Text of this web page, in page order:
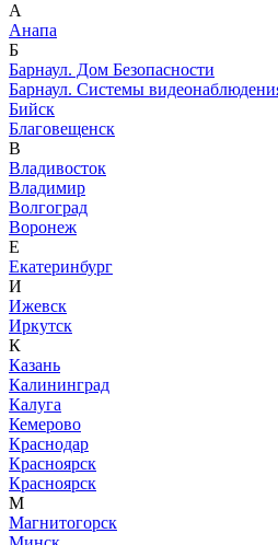
А
Анапа
Б
Барнаул. Дом Безопасности
Барнаул. Системы
Бийск
Благовещенск
В
Владивосток
Владимир
Волгоград
Воронеж
Е
Екатеринбург
И
Ижевск
Иркутск
К
Казань
Калининград
Калуга
Кемерово
Краснодар
Красноярск
Красноярск
М
Магнитогорск